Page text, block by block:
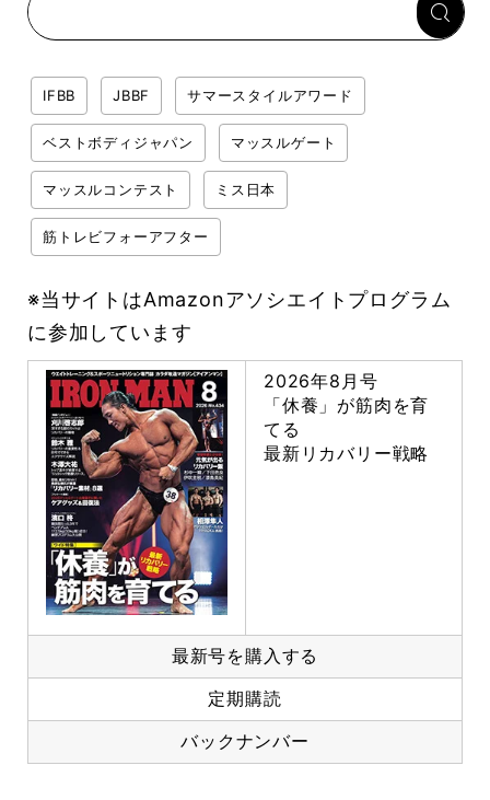
IFBB JBBF サマースタイルアワード
ベストボディジャパン マッスルゲート
マッスルコンテスト ミス日本
筋トレビフォーアフター
※当サイトはAmazonアソシエイトプログラム
に参加しています
2026年8月号
「休養」が筋肉を育
てる
最新リカバリー戦略
最新号を購入する
定期購読
バックナンバー